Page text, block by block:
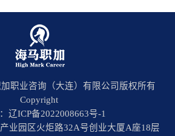
职业咨询（大连）有限公司版权所有
Copyright
辽ICP备2022008663号-1
业园区火炬路32A号创业大厦A座18层